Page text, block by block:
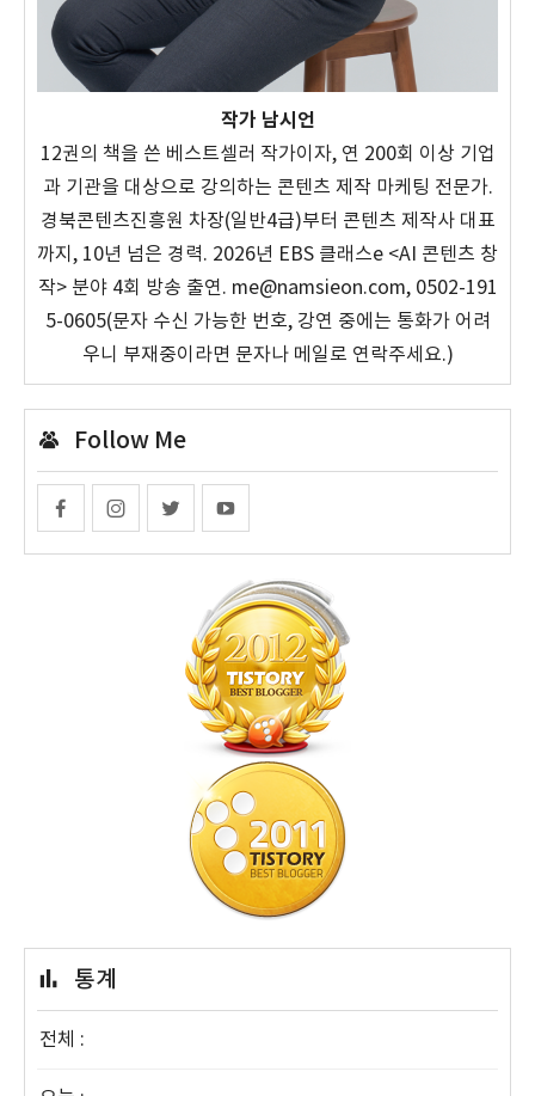
작가 남시언
12권의 책을 쓴 베스트셀러 작가이자, 연 200회 이상 기업
과 기관을 대상으로 강의하는 콘텐츠 제작 마케팅 전문가.
경북콘텐츠진흥원 차장(일반4급)부터 콘텐츠 제작사 대표
까지, 10년 넘은 경력. 2026년 EBS 클래스e <AI 콘텐츠 창
작> 분야 4회 방송 출연. me@namsieon.com, 0502-191
5-0605(문자 수신 가능한 번호, 강연 중에는 통화가 어려
우니 부재중이라면 문자나 메일로 연락주세요.)
Follow Me
통계
전체 :